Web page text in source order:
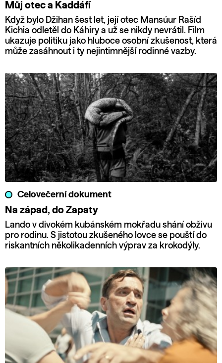
Můj otec a Kaddáfí
Když bylo Džihan šest let, její otec Mansúur Rašíd
Kichia odletěl do Káhiry a už se nikdy nevrátil. Film
ukazuje politiku jako hluboce osobní zkušenost, která
může zasáhnout i ty nejintimnější rodinné vazby.
Celovečerní dokument
Na západ, do Zapaty
Lando v divokém kubánském mokřadu shání obživu
pro rodinu. S jistotou zkušeného lovce se pouští do
riskantních několikadenních výprav za krokodýly.